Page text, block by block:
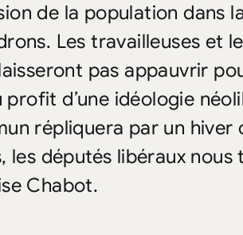
de la population dans
Les travailleuses et
pas appauvrir
d’une idéologie
répliquera par un hiver
les députés libéraux
Chabot.